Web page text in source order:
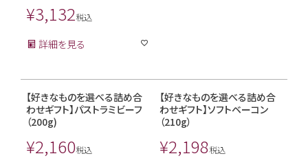
¥3,132税込
詳細を見る
【好きなものを選べる詰め合
わせギフト】パストラミビーフ
（200g)
¥2,160税込
【好きなものを選べる詰め合
わせギフト】ソフトベーコン
（210g）
¥2,198税込